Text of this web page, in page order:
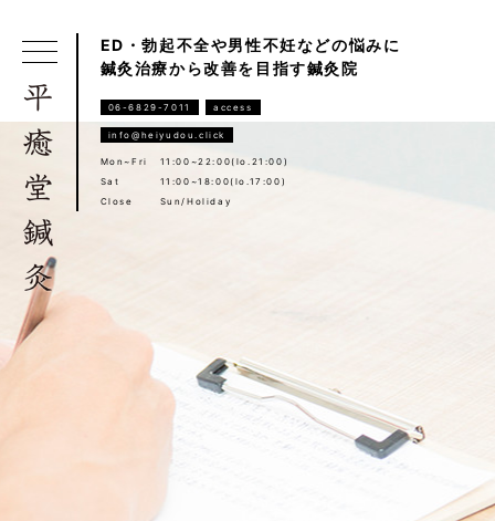
ED・勃起不全や男性不妊などの悩みに
鍼灸治療から改善を目指す鍼灸院
06-6829-7011 access
info@heiyudou.click
Mon~Fri
11:00~22:00(lo.21:00)
Sat
11:00~18:00(lo.17:00)
Close
Sun/Holiday